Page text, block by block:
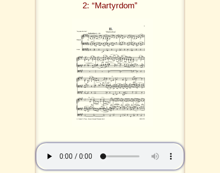
2: “Martyrdom”